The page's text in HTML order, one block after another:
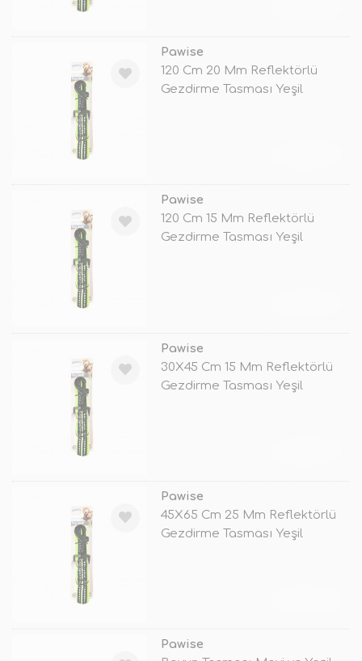
Pawise
120 Cm 20 Mm Reflektörlü
Gezdirme Tasması Yeşil
Pawise
120 Cm 15 Mm Reflektörlü
Gezdirme Tasması Yeşil
Pawise
30X45 Cm 15 Mm Reflektörlü
Gezdirme Tasması Yeşil
Pawise
45X65 Cm 25 Mm Reflektörlü
Gezdirme Tasması Yeşil
Pawise